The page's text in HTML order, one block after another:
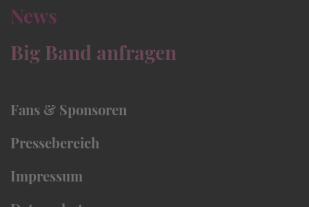
News
Big Band anfragen
Fans & Sponsoren
Pressebereich
Impressum